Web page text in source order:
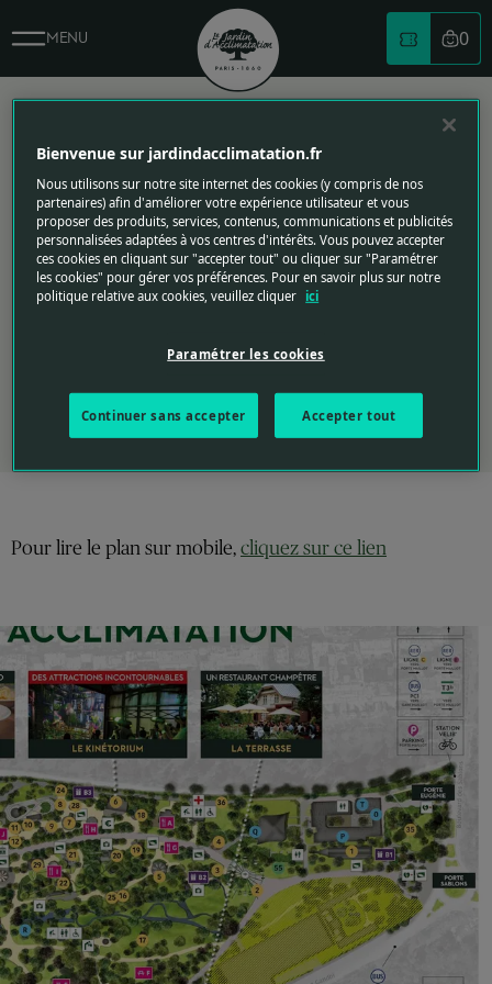
Logo du jardin d'acclimatation
MENU 0
PLAN DU JARDIN
PLAN DU JARDIN
D'ACCLIMATATION
Pour lire le plan sur mobile, cliquez sur ce lien
Bienvenue sur jardindacclimatation.fr
Nous utilisons sur notre site internet des cookies (y compris de nos
partenaires) afin d'améliorer votre expérience utilisateur et vous
proposer des produits, services, contenus, communications et publicités
personnalisées adaptées à vos centres d'intérêts. Vous pouvez accepter
ces cookies en cliquant sur "accepter tout" ou cliquer sur "Paramétrer
les cookies" pour gérer vos préférences. Pour en savoir plus sur notre
politique relative aux cookies, veuillez cliquer ici
Paramétrer les cookies
Continuer sans accepter Accepter tout